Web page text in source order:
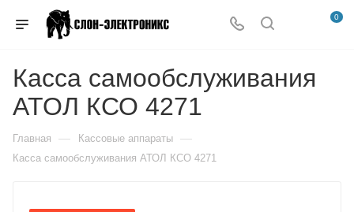
0
Касса самообслуживания
АТОЛ КСО 4271
Главная — Кассовые аппараты —
Касса самообслуживания АТОЛ КСО 4271